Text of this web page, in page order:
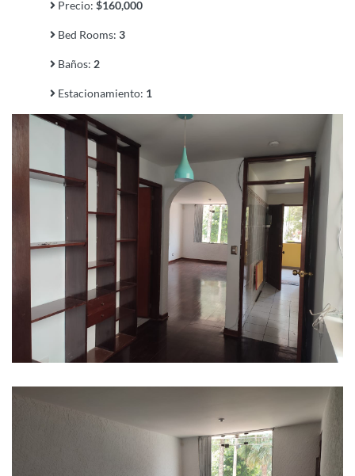
Precio: $160,000
Bed Rooms: 3
Baños: 2
Estacionamiento: 1